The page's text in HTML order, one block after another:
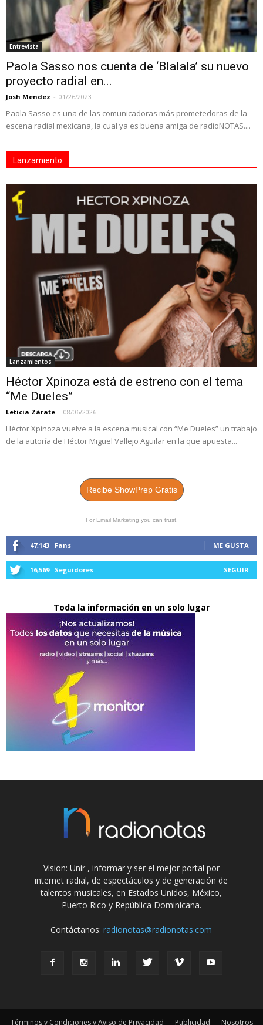
Entrevista
Paola Sasso nos cuenta de ‘Blalala’ su nuevo
proyecto radial en...
Josh Mendez - 01/26/2023
Paola Sasso es una de las comunicadoras más prometedoras de la
escena radial mexicana, la cual ya es buena amiga de radioNOTAS....
Lanzamiento
Lanzamientos
Héctor Xpinoza está de estreno con el tema
“Me Dueles”
Leticia Zárate - 08/06/2026
Héctor Xpinoza vuelve a la escena musical con “Me Dueles” un trabajo
de la autoría de Héctor Miguel Vallejo Aguilar en la que apuesta...
Recibe ShowPrep Gratis
For Email Marketing you can trust.
47,143 Fans ME GUSTA
16,569 Seguidores SEGUIR
Toda la información en un solo lugar
Vision: Unir , informar y ser el mejor portal por
internet radial, de espectáculos y de generación de
talentos musicales, en Estados Unidos, México,
Puerto Rico y República Dominicana.
Contáctanos:radionotas@radionotas.com
Términos y Condiciones y Aviso de Privacidad Publicidad Nosotros